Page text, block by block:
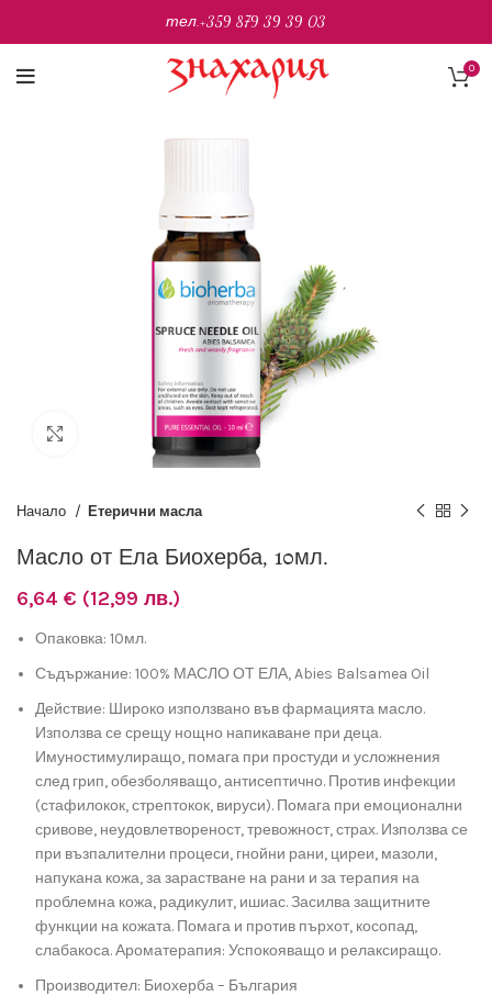
0
Разширяване
Начало Етерични масла
Масло от Ела Биохерба, 10мл.
6,64 € (12,99 лв.)
Опаковка: 10мл.
Съдържание: 100% МАСЛО ОТ ЕЛА, Abies Balsamea Oil
Действие: Широко използвано във фармацията масло.
Използва се срещу нощно напикаване при деца.
Имуностимулиращо, помага при простуди и усложнения
след грип, обезболяващо, антисептично. Против инфекции
(стафилокок, стрептокок, вируси). Помага при емоционални
сривове, неудовлетвореност, тревожност, страх. Използва се
при възпалителни процеси, гнойни рани, циреи, мазоли,
напукана кожа, за зарастване на рани и за терапия на
проблемна кожа, радикулит, ишиас. Засилва защитните
функции на кожата. Помага и против пърхот, косопад,
слабакоса. Ароматерапия: Успокояващо и релаксиращо.
Производител: Биохерба – България
тел.+359 879 39 39 03